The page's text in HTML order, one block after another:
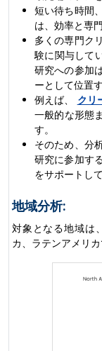
短い待ち時間
は、効率と専
多くの専門ク
験に関与して
研究への参加
ーとして位置
例えば、 クリ
一般的な形態
す。
そのため、分
研究に参加す
をサポートし
地域分析:
対象となる地域は
カ、ラテンアメリカ